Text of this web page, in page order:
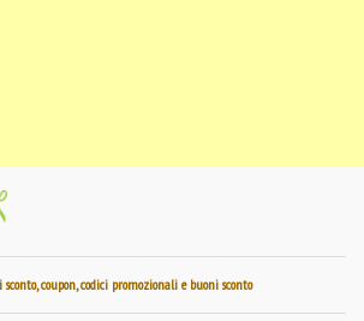
coupon, codici promozionali e buoni sconto